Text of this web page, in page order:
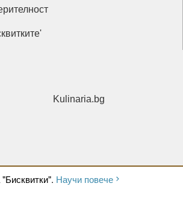
Научи повече
Kulinaria.bg
Ксениум ООД. Всички права запазени.